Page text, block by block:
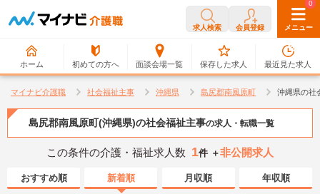
求人検索 会員登録 メニュー
ホーム 初めての方へ 面談会場一覧
0
保存した求人
0
最近見た求人
マイナビ介護職 社会福祉主事 沖縄県 島尻郡南風原町 沖縄県の社
島尻郡南風原町(沖縄県)の社会福祉主事の求人・転職一覧
この条件の介護・福祉求人数 1件 ＋非公開求人
おすすめ順 新着順 月収順 年収順